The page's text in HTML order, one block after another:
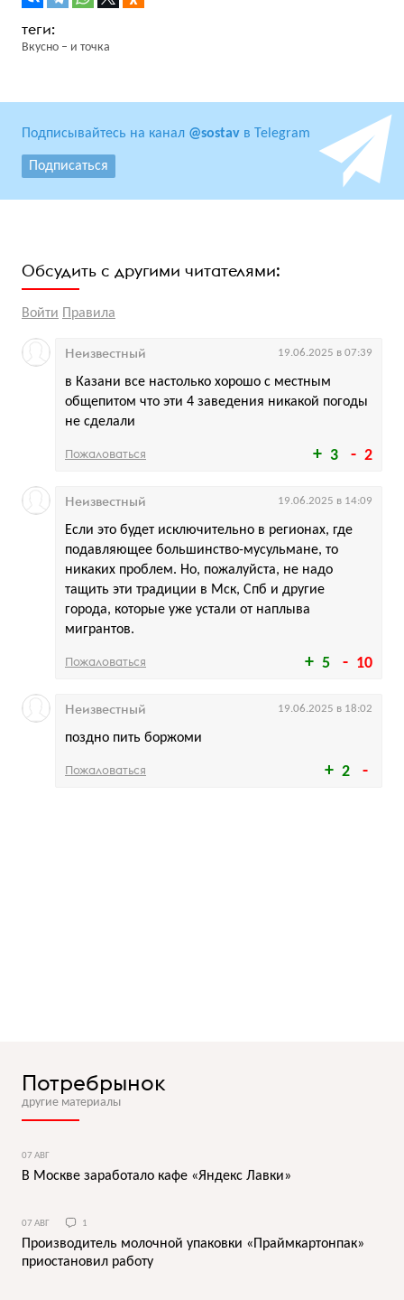
Вкусно – и точка
Подписывайтесь на канал @sostav в Telegram
Подписаться
Обсудить с другими читателями:
Войти Правила
3 2
в Казани все настолько хорошо с местным
общепитом что эти 4 заведения никакой погоды
не сделали
Неизвестный 19.06.2025 в 07:39
Пожаловаться
5 10
Если это будет исключительно в регионах, где
подавляющее большинство-мусульмане, то
никаких проблем. Но, пожалуйста, не надо
тащить эти традиции в Мск, Спб и другие
города, которые уже устали от наплыва
мигрантов.
Неизвестный 19.06.2025 в 14:09
Пожаловаться
2
поздно пить боржоми
Неизвестный 19.06.2025 в 18:02
Пожаловаться
Потребрынок
другие материалы
07 АВГ
В Москве заработало кафе «Яндекс Лавки»
07 АВГ 1
Производитель молочной упаковки «Праймкартонпак»
приостановил работу